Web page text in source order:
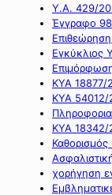
Υ.Α. 429/
Έγγραφο
ΚΥΑ 18877/
ΚΥΑ 54012/
ΚΥΑ 18342/
χορήγηση